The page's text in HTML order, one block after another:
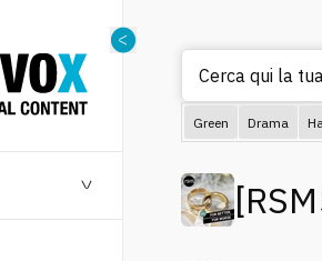
Cerca qui la
Green Drama
[